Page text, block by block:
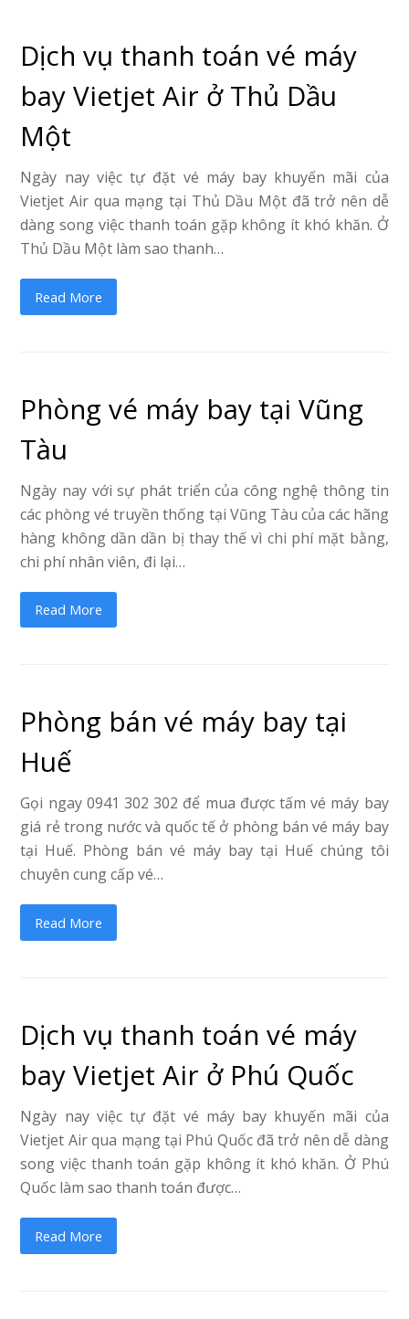
Dịch vụ thanh toán vé máy
bay Vietjet Air ở Thủ Dầu
Một
Ngày nay việc tự đặt vé máy bay khuyến mãi của
Vietjet Air qua mạng tại Thủ Dầu Một đã trở nên dễ
dàng song việc thanh toán gặp không ít khó khăn. Ở
Thủ Dầu Một làm sao thanh…
Read More
Phòng vé máy bay tại Vũng
Tàu
Ngày nay với sự phát triển của công nghệ thông tin
các phòng vé truyền thống tại Vũng Tàu của các hãng
hàng không dần dần bị thay thế vì chi phí mặt bằng,
chi phí nhân viên, đi lại…
Read More
Phòng bán vé máy bay tại
Huế
Gọi ngay 0941 302 302 để mua được tấm vé máy bay
giá rẻ trong nước và quốc tế ở phòng bán vé máy bay
tại Huế. Phòng bán vé máy bay tại Huế chúng tôi
chuyên cung cấp vé…
Read More
Dịch vụ thanh toán vé máy
bay Vietjet Air ở Phú Quốc
Ngày nay việc tự đặt vé máy bay khuyến mãi của
Vietjet Air qua mạng tại Phú Quốc đã trở nên dễ dàng
song việc thanh toán gặp không ít khó khăn. Ở Phú
Quốc làm sao thanh toán được…
Read More